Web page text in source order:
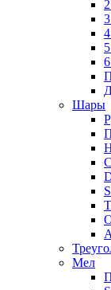
Шары
Мел